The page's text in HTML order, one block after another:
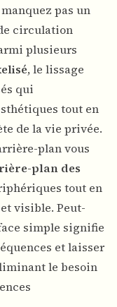
pas un
circulation
plusieurs
, le lissage
qui
tout en
de la vie privée.
plan vous
plan des
tout en
visible. Peut-
simple signifie
et laisser
le besoin